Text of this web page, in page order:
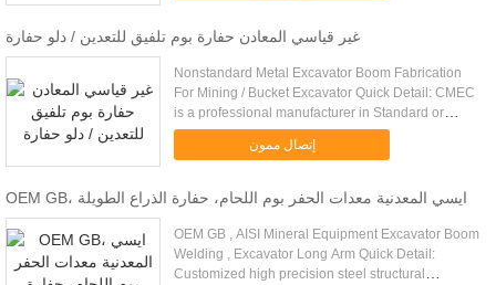
غير قياسي المعادن حفارة بوم تلفيق للتعدين / دلو حفارة
Nonstandard Metal Excavator Boom Fabrication
For Mining / Bucket Excavator Quick Detail: CMEC
is a professional manufacturer in Standard or
Custom OEM Machinery & Metal welding Work
manufacturing. Professional ...
إتصال ممون
OEM GB، ايسي المعدنية معدات الحفر بوم اللحام، حفارة الذراع الطويلة
OEM GB , AISI Mineral Equipment Excavator Boom
Welding , Excavator Long Arm Quick Detail:
Customized high precision steel structural